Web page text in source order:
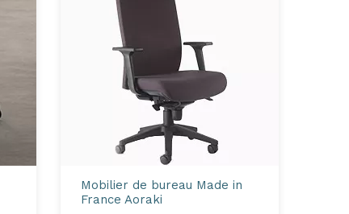
Mobilier de bureau Made in
France Aoraki